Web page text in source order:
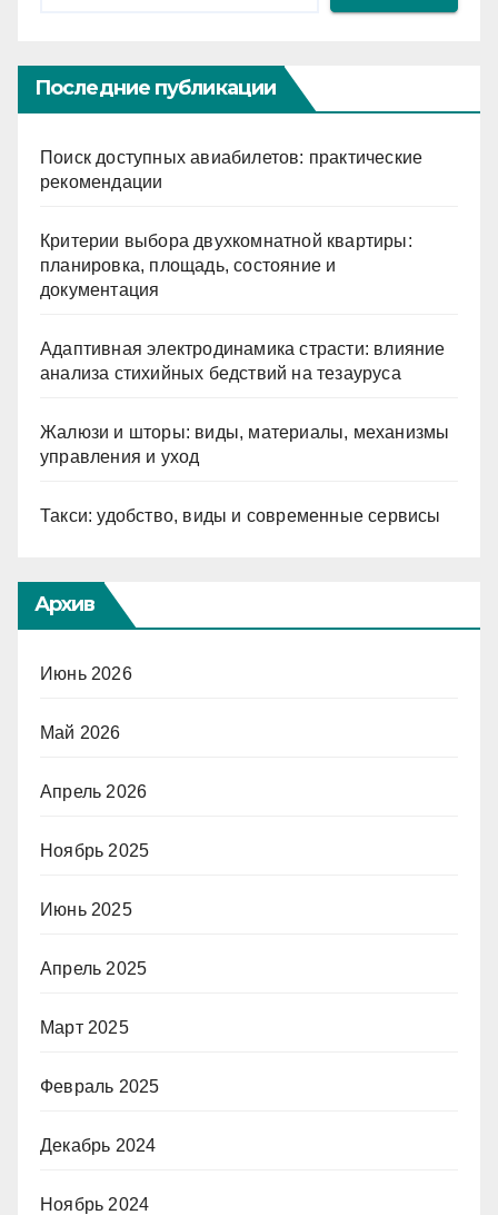
Последние публикации
Поиск доступных авиабилетов: практические
рекомендации
Критерии выбора двухкомнатной квартиры:
планировка, площадь, состояние и
документация
Адаптивная электродинамика страсти: влияние
анализа стихийных бедствий на тезауруса
Жалюзи и шторы: виды, материалы, механизмы
управления и уход
Такси: удобство, виды и современные сервисы
Архив
Июнь 2026
Май 2026
Апрель 2026
Ноябрь 2025
Июнь 2025
Апрель 2025
Март 2025
Февраль 2025
Декабрь 2024
Ноябрь 2024